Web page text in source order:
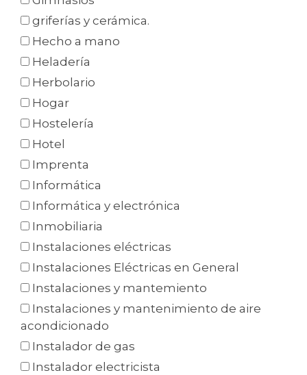
griferías y cerámica.
Hecho a mano
Heladería
Herbolario
Hogar
Hostelería
Hotel
Imprenta
Informática
Informática y electrónica
Inmobiliaria
Instalaciones eléctricas
Instalaciones Eléctricas en General
Instalaciones y mantemiento
Instalaciones y mantenimiento de aire
acondicionado
Instalador de gas
Instalador electricista